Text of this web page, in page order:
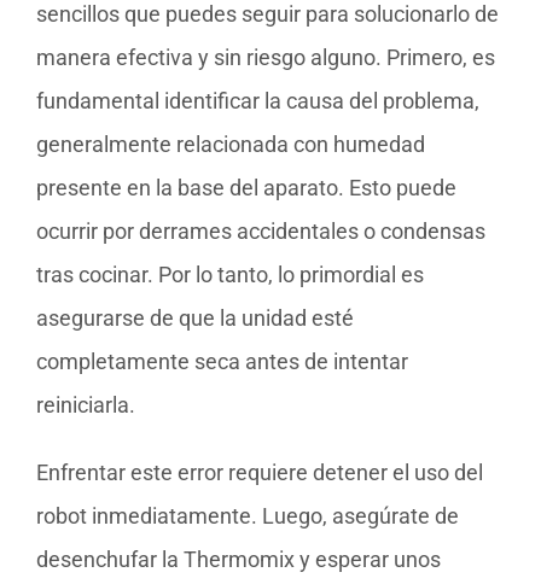
sencillos que puedes seguir para solucionarlo de
manera efectiva y sin riesgo alguno. Primero, es
fundamental identificar la causa del problema,
generalmente relacionada con humedad
presente en la base del aparato. Esto puede
ocurrir por derrames accidentales o condensas
tras cocinar. Por lo tanto, lo primordial es
asegurarse de que la unidad esté
completamente seca antes de intentar
reiniciarla.
Enfrentar este error requiere detener el uso del
robot inmediatamente. Luego, asegúrate de
desenchufar la Thermomix y esperar unos